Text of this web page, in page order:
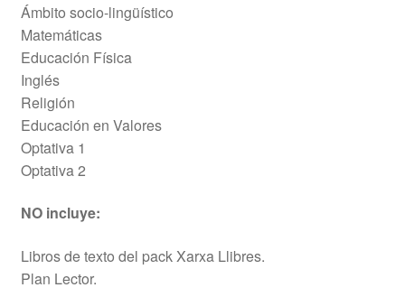
Ámbito socio-lingüístico
Matemáticas
Educación Física
Inglés
Religión
Educación en Valores
Optativa 1
Optativa 2
NO incluye:
Libros de texto del pack Xarxa Llibres.
Plan Lector.